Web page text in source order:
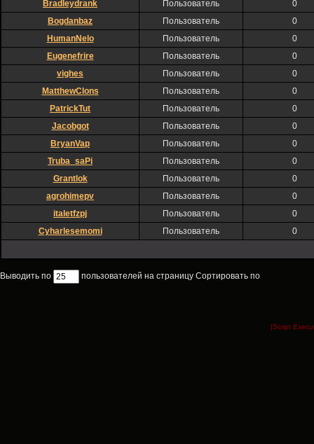
Bradleydrank
Пользователь
0
Bogdanbaz
Пользователь
0
HumanNelo
Пользователь
0
Eugenefrire
Пользователь
0
vighes
Пользователь
0
MatthewClons
Пользователь
0
PatrickTut
Пользователь
0
Jacobgot
Пользователь
0
BryanVap
Пользователь
0
Truba_saPi
Пользователь
0
Grantlok
Пользователь
0
agrohimepv
Пользователь
0
italetfzpj
Пользователь
0
Cyharlesemomi
Пользователь 0
Выводить по пользователей на страницу Сортировать по
[Script